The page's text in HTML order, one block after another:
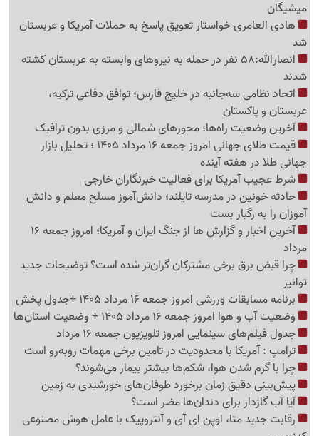
میشیگان
هادی العامری خواستار تعویق پاسخ به حملات آمریکا و عربستان
شد
انصارالله:58 نفر در حمله به نیروهای وابسته به عربستان کشته
شدند
اتحاد نظامی سه‌جانبه در خلیج فارس؛ توافق دفاعی ترکیه،
عربستان و پاکستان
آخرین وضعیت راه‌ها؛ محورهای شمالی و مرزی بدون ترافیک
قیمت طلای جهانی امروز جمعه 16 مرداد 1405 ؛ تحلیل بازار
جهانی طلا در هفته آینده
شرط عجیب آمریکا برای فعالیت خبرنگاران خارجی
حادثه خونین در مدرسه تایلند؛ دانش‌آموز مسلح معلم و دانش
آموزان را به رگبار بست
آخرین اخبار و گزارش ها از جنگ ایران و آمریکا؛ امروز جمعه 16
مرداد
چرا قبض برق برخی مشترکان گران‌تر شده است؟ توضیحات جدید
توانیر
برنامه مسابقات ورزشی امروز جمعه 16 مرداد 1405 +جدول پخش
وضعیت آب و هوا امروز جمعه 16 مرداد 1405 + وضعیت استان‌ها
جدول فیلم‌های سینمایی امروز تلویزیون جمعه 16 مرداد
ترامپ : آمریکا با محدودیت در تامین برخی مهمات روبه‌رو است
چرا با گرم شدن هوا، شکم‌ها بیشتر بیمار می‌شوند؟
پیش‌بینی دقیق زمان برخورد طوفان‌های خورشیدی به زمین
آیا آب گازدار برای دندان‌ها مضر است؟
رقابت جدید متا، اوپن ای آی و آنتروپیک با عامل هوش مصنوعی